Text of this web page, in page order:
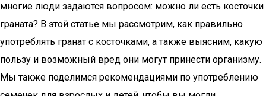
многие люди задаются вопросом: можно ли есть косточки
граната? В этой статье мы рассмотрим, как правильно
употреблять гранат с косточками, а также выясним, какую
пользу и возможный вред они могут принести организму.
Мы также поделимся рекомендациями по употреблению